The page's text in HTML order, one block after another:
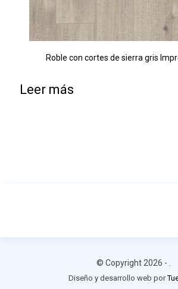
Roble con cortes de sierra gris
Leer más
© Copyright 2026 -
Diseño y desarrollo web por